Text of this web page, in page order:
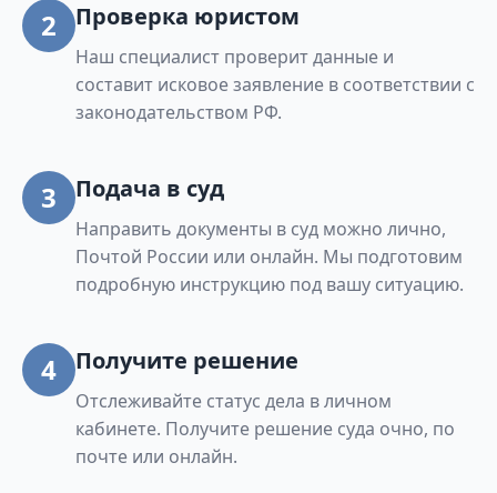
2 Проверка юристом
Наш специалист проверит данные и
составит исковое заявление в соответствии с
законодательством РФ.
3 Подача в суд
Направить документы в суд можно лично,
Почтой России или онлайн. Мы подготовим
подробную инструкцию под вашу ситуацию.
4 Получите решение
Отслеживайте статус дела в личном
кабинете. Получите решение суда очно, по
почте или онлайн.